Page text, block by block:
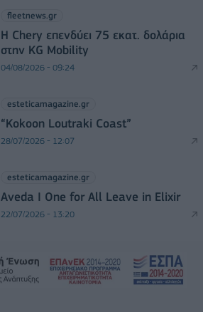
fleetnews.gr
Η Chery επενδύει 75 εκατ. δολάρια
στην KG Mobility
04/08/2026 - 09:24
esteticamagazine.gr
“Kokoon Loutraki Coast”
28/07/2026 - 12:07
esteticamagazine.gr
Aveda I One for All Leave in Elixir
22/07/2026 - 13:20